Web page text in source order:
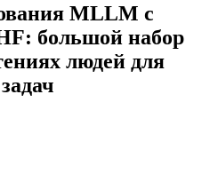
MLLM с
большой набор
людей для